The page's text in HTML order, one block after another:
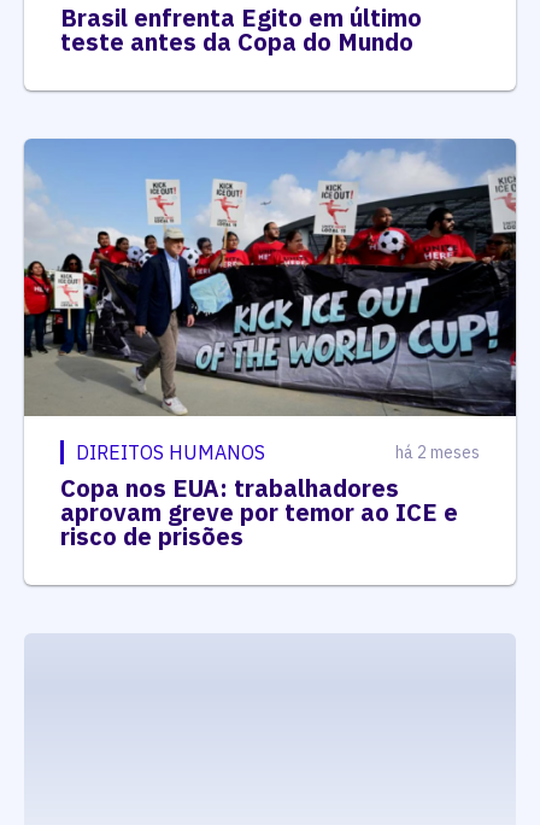
Brasil enfrenta Egito em último
teste antes da Copa do Mundo
DIREITOS HUMANOS há 2 meses
Copa nos EUA: trabalhadores
aprovam greve por temor ao ICE e
risco de prisões